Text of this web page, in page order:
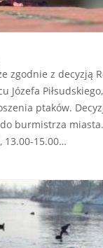
zgodnie z decyzją
Józefa
ptaków.
burmistrza
13.00-15.00…